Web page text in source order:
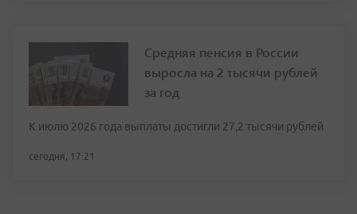
Средняя пенсия в России
выросла на 2 тысячи рублей
за год
К июлю 2026 года выплаты достигли 27,2 тысячи рублей
сегодня, 17:21